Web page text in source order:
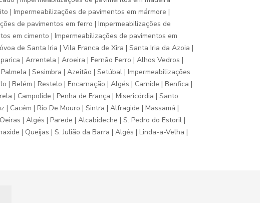
| Impermeabilizações de pavimentos em mármore |
de pavimentos em ferro | Impermeabilizações de
em cimento | Impermeabilizações de pavimentos em
de Santa Iria | Vila Franca de Xira | Santa Iria da Azoia |
| Arrentela | Aroeira | Fernão Ferro | Alhos Vedros |
| Sesimbra | Azeitão | Setúbal | Impermeabilizações
| Belém | Restelo | Encarnação | Algés | Carnide | Benfica |
| Campolide | Penha de França | Misericórdia | Santo
Cacém | Rio De Mouro | Sintra | Alfragide | Massamá |
| Algés | Parede | Alcabideche | S. Pedro do Estoril |
| Queijas | S. Julião da Barra | Algés | Linda-a-Velha |